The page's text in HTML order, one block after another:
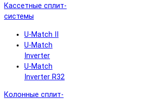
Кассетные сплит-
системы
U-Match II
U-Match
Inverter
U-Match
Inverter R32
Колонные сплит-